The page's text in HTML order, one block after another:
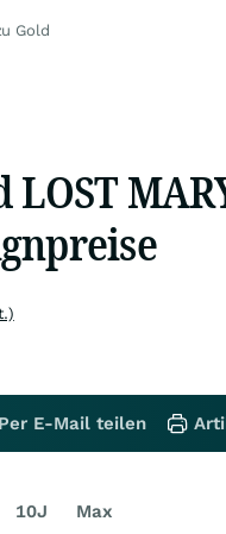
Gold
LOST
Per E-Mail teilen
10J Max